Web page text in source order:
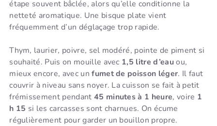
étape souvent bâclée, alors qu’elle conditionne la
netteté aromatique. Une bisque plate vient
fréquemment d’un déglaçage trop rapide.
Thym, laurier, poivre, sel modéré, pointe de piment si
souhaité. Puis on mouille avec 1,5 litre d’eauou,
mieux encore, avec unfumet de poisson léger. Il faut
couvrir à niveau sans noyer. La cuisson se fait à petit
frémissement pendant 45 minutes à 1 heure, voire 1
h 15 si les carcasses sont charnues. On écume
régulièrement pour garder un bouillon propre.